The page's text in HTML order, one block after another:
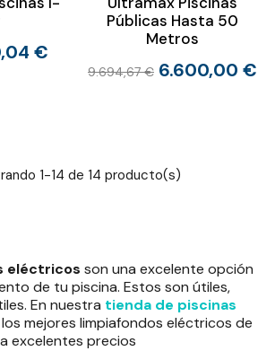
€
Públicas Hasta 50
Metros
9.694,67 € 6.600,00 €
1-14 de 14 producto(s)
eléctricos son una excelente opción
de tu piscina. Estos son útiles,
En nuestra tienda de piscinas
mejores limpiafondos eléctricos de
excelentes precios